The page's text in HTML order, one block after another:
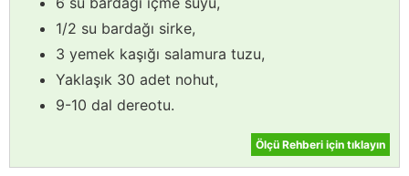
1/2 su bardağı sirke,
3 yemek kaşığı salamura tuzu,
Yaklaşık 30 adet nohut,
9-10 dal dereotu.
Ölçü Rehberi için tıklayın